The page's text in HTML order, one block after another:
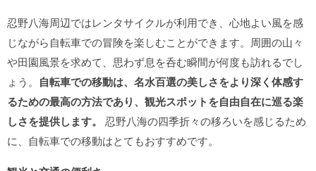
忍野八海周辺ではレンタサイクルが利用でき、心地よい風を感
じながら自転車での冒険を楽しむことができます。周囲の山々
や田園風景を求めて、思わず息を呑む瞬間が何度も訪れるでし
ょう。 自転車での移動は、名水百選の美しさをより深く体感す
るための最高の方法であり、観光スポットを自由自在に巡る楽
しさを提供します。
忍野八海の四季折々の移ろいを感じるため
に、自転車での移動はとてもおすすめです。